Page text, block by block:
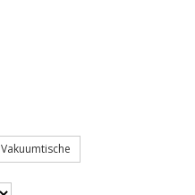
Vakuumtische